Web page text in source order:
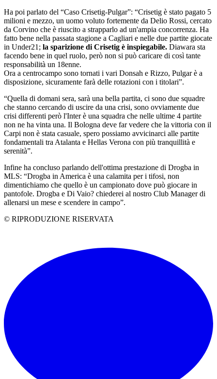
Ha poi parlato del “Caso Crisetig-Pulgar”: “Crisetig è stato pagato 5
milioni e mezzo, un uomo voluto fortemente da Delio Rossi, cercato
da Corvino che è riuscito a strapparlo ad un'ampia concorrenza. Ha
fatto bene nella passata stagione a Cagliari e nelle due partite giocate
in Under21; la sparizione di Crisetig è inspiegabile. Diawara sta
facendo bene in quel ruolo, però non si può caricare di così tante
responsabilità un 18enne.
Ora a centrocampo sono tornati i vari Donsah e Rizzo, Pulgar è a
disposizione, sicuramente farà delle rotazioni con i titolari”.
“Quella di domani sera, sarà una bella partita, ci sono due squadre
che stanno cercando di uscire da una crisi, sono ovviamente due
crisi differenti però l'Inter è una squadra che nelle ultime 4 partite
non ne ha vinta una. Il Bologna deve far vedere che la vittoria con il
Carpi non è stata casuale, spero possiamo avvicinarci alle partite
fondamentali tra Atalanta e Hellas Verona con più tranquillità e
serenità”.
Infine ha concluso parlando dell'ottima prestazione di Drogba in
MLS: “Drogba in America è una calamita per i tifosi, non
dimentichiamo che quello è un campionato dove può giocare in
pantofole. Drogba e Di Vaio? chiederei al nostro Club Manager di
allenarsi un mese e scendere in campo”.
© RIPRODUZIONE RISERVATA